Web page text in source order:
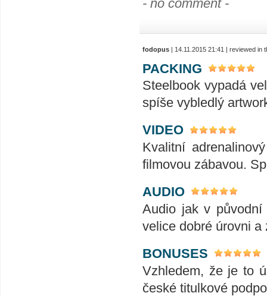
- no comment -
fodopus | 14.11.2015 21:41 | reviewed in
PACKING
Steelbook vypadá
spíše vybledlý
VIDEO
Kvalitní
filmovou zábavou.
AUDIO
Audio jak v
velice dobré úrovni
BONUSES
Vzhledem, že je to
české titulkové